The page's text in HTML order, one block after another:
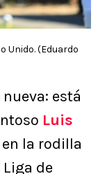
Unido. (Eduardo
está
Luis
la rodilla
de